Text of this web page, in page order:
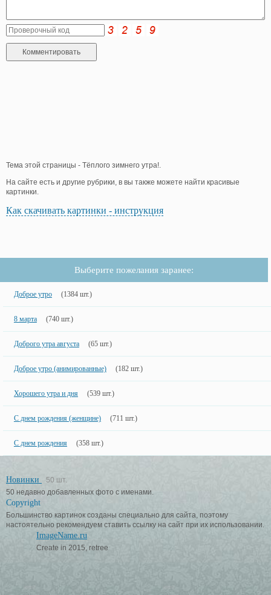
Тема этой страницы - Тёплого зимнего утра!.
На сайте есть и другие рубрики, в вы также можете найти красивые
картинки.
Как скачивать картинки - инструкция
Выберите пожелания заранее:
Доброе утро (1384 шт.)
8 марта (740 шт.)
Доброго утра августа (65 шт.)
Доброе утро (анимированные) (182 шт.)
Хорошего утра и дня (539 шт.)
С днем рождения (женщине) (711 шт.)
С днем рождения (358 шт.)
Новинки
50 шт.
50 недавно добавленных фото с именами.
Copyright
Большинство картинок созданы специально для сайта, поэтому
настоятельно рекомендуем ставить ссылку на сайт при их использовании.
ImageName.ru
Create in 2015, retree